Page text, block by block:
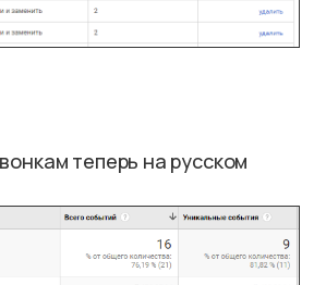
теперь на русском